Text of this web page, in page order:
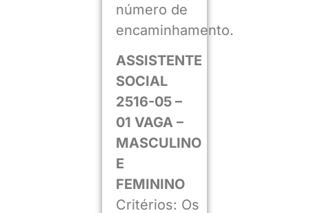
número de
encaminhamento.
ASSISTENTE
SOCIAL
2516-05 –
01 VAGA –
MASCULINO
E
FEMININO
Critérios: Os